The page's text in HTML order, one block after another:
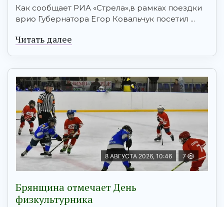
Как сообщает РИА «Стрела»,в рамках поездки
врио Губернатора Егор Ковальчук посетил ...
Читать далее
8 АВГУСТА 2026, 10:46 7
Брянщина отмечает День
физкультурника